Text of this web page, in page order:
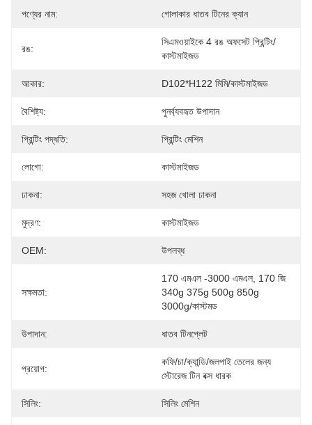
পণ্যের নাম: গোলাকার ধাতব টিনের ক্যান
রঙ:
সিএমওয়াইকে 4 রঙ অফসেট প্রিন্টিং/
কাস্টমাইজড
আকার: D102*H122 মিমি/কাস্টমাইজড
বৈশিষ্ট্য: পুনর্ব্যবহৃত উপাদান
প্রিন্টিং পদ্ধতি: প্রিন্টিং মেশিন
লোগো: কাস্টমাইজড
ঢাকনা: সহজ খোলা ঢাকনা
মুদ্রণ: কাস্টমাইজড
OEM: উপলব্ধ
সক্ষমতা:
170 এমএল -3000 এমএল, 170 জি
340g 375g 500g 850g
3000g/কাস্টমড
উপাদান: ধাতব টিনপ্লেট
প্রয়োগ:
কফি/চা/ক্যান্ডি/জলপাই তেলের জন্য
স্টোরেজ টিন বক্স ধারক
সিলিং: সিলিং মেশিন